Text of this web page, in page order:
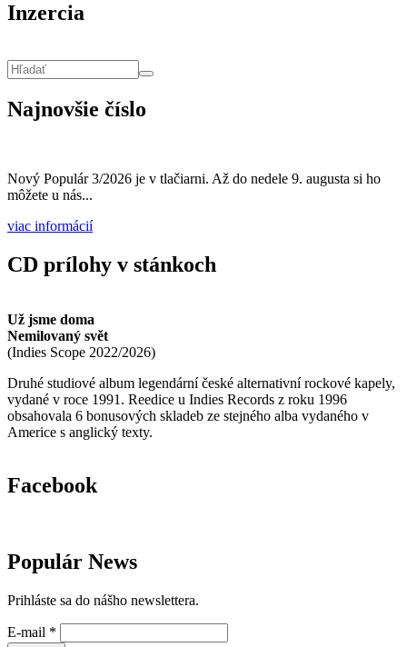
Inzercia
Najnovšie číslo
Nový Populár 3/2026 je v tlačiarni. Až do nedele 9. augusta si ho
môžete u nás...
viac informácií
CD prílohy v stánkoch
Už jsme doma
Nemilovaný svět
(Indies Scope 2022/2026)
Druhé studiové album legendární české alternativní rockové kapely,
vydané v roce 1991. Reedice u Indies Records z roku 1996
obsahovala 6 bonusových skladeb ze stejného alba vydaného v
Americe s anglický texty.
Facebook
Populár News
Prihláste sa do nášho newslettera.
E-mail *